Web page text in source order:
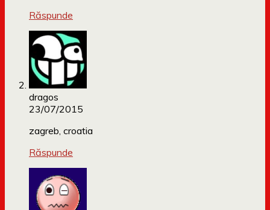
Răspunde
dragos
23/07/2015
zagreb, croatia
Răspunde